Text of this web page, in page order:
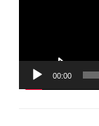
00:00